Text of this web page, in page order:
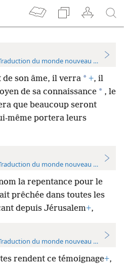
du monde nouveau (avec
son âme, il verra * +, il
de sa connaissance * , le
que beaucoup seront
​même portera leurs
du monde nouveau (avec
la repentance pour le
prêchée dans toutes les
depuis Jérusalem+,
du monde nouveau (avec
rendent ce témoignage+,